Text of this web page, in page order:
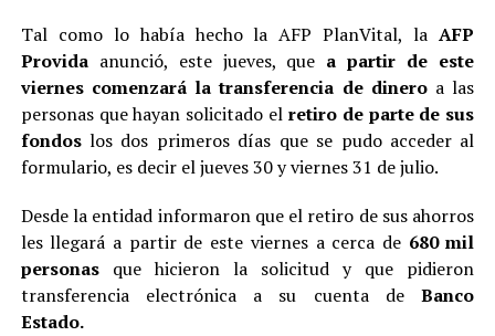
Tal como lo había hecho la AFP PlanVital, laAFP
Providaanunció, este jueves, que a partir de este
viernes comenzará la transferencia de dineroa las
personas que hayan solicitado el retiro de parte de sus
fondoslos dos primeros días que se pudo acceder al
formulario, es decir el jueves 30 y viernes 31 de julio.
Desde la entidad informaron que el retiro de sus ahorros
les llegará a partir de este viernes a cerca de680 mil
personas que hicieron la solicitud y que pidieron
transferencia electrónica a su cuenta de Banco
Estado.